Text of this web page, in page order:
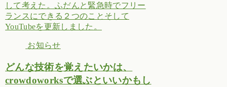
して考えた。ふだんと緊急時でフリー
ランスにできる２つのことそして
YouTubeを更新しました。
お知らせ
どんな技術を覚えたいかは、
crowdoworksで選ぶといいかもし